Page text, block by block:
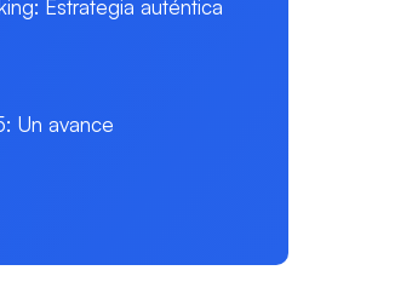
Estrategia auténtica
Un avance